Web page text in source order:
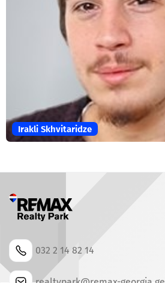
Irakli Skhvitaridze
032 2 14 82 14